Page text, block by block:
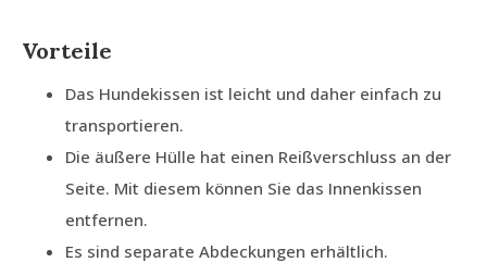
Vorteile
Das Hundekissen ist leicht und daher einfach zu
transportieren.
Die äußere Hülle hat einen Reißverschluss an der
Seite. Mit diesem können Sie das Innenkissen
entfernen.
Es sind separate Abdeckungen erhältlich.